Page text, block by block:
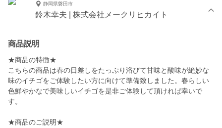
静岡県磐田市
鈴木幸夫 | 株式会社メークリヒカイト
商品説明
★商品の特徴★
こちらの商品は春の日差しをたっぷり浴びて甘味と酸味が絶妙な
味のイチゴをご体験したい方に向けて準備致しました。春らしい
色鮮やかなで美味しいイチゴを是非ご体験して頂ければ幸いで
す。
★商品のご説明★